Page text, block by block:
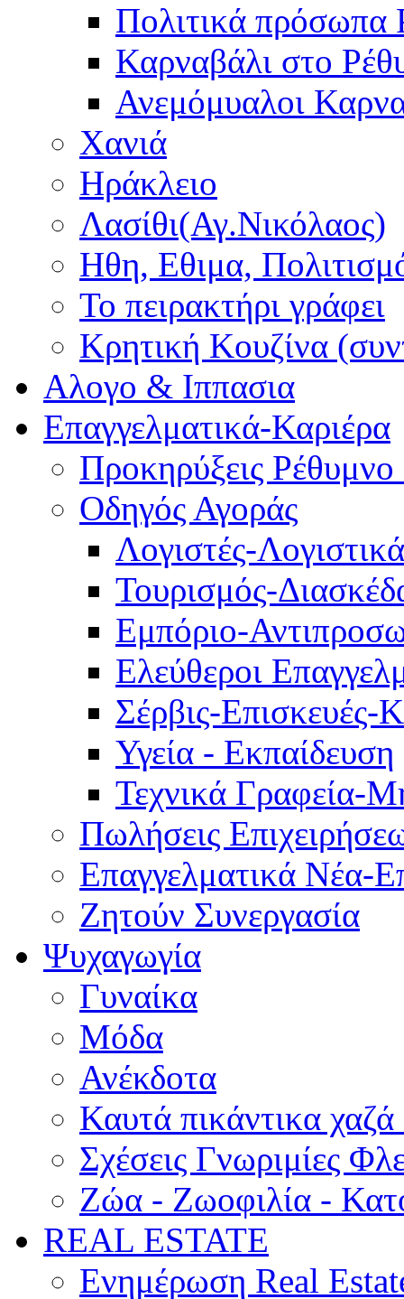
Πολιτικά πρόσωπα
Καρναβάλι στο
Ανεμόμυαλοι
Χανιά
Ηράκλειο
Λασίθι(Αγ.Νικόλαος)
Ηθη, Εθιμα,
Το πειρακτήρι γράφει
Κρητική Κουζίνα
Αλογο & Ιππασια
Επαγγελματικά-Καριέρα
Προκηρύξεις
Οδηγός Αγοράς
Λογιστές-
Τουρισμός-
Εμπόριο-
Ελεύθεροι
Σέρβις-Επισκευές-
Υγεία - Εκπαίδευση
Τεχνικά Γραφεία-
Πωλήσεις
Επαγγελματικά Νέα-
Ζητούν Συνεργασία
Ψυχαγωγία
Γυναίκα
Μόδα
Ανέκδοτα
Καυτά πικάντικα χαζά
Σχέσεις Γνωριμίες
Ζώα - Ζωοφιλία -
REAL ESTATE
Ενημέρωση Real